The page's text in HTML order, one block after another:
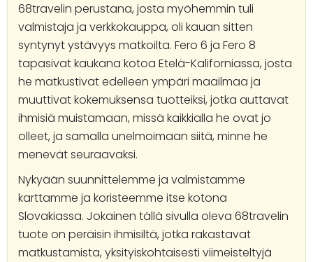
68travelin perustana, josta myöhemmin tuli
valmistaja ja verkkokauppa, oli kauan sitten
syntynyt ystävyys matkoilta. Fero 6 ja Fero 8
tapasivat kaukana kotoa Etelä-Kaliforniassa, josta
he matkustivat edelleen ympäri maailmaa ja
muuttivat kokemuksensa tuotteiksi, jotka auttavat
ihmisiä muistamaan, missä kaikkialla he ovat jo
olleet, ja samalla unelmoimaan siitä, minne he
menevät seuraavaksi.
Nykyään suunnittelemme ja valmistamme
karttamme ja koristeemme itse kotona
Slovakiassa. Jokainen tällä sivulla oleva 68travelin
tuote on peräisin ihmisiltä, jotka rakastavat
matkustamista, yksityiskohtaisesti viimeisteltyjä